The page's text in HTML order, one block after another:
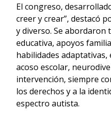
El congreso,
creer y crear”, destacó
y diverso. Se abordaron
educativa, apoyos
habilidades
acoso escolar,
intervención, siempre
los derechos y a la
espectro autista.